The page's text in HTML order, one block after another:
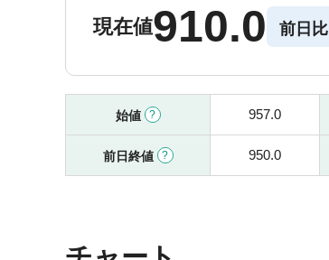
現在値910.0 前日比
始値 957.0
前日終値 950.0